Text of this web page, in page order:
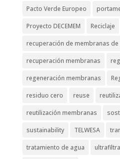
Pacto Verde Europeo
Proyecto DECEMEM Reciclaje
recuperación de membranas
recuperación membranas
regeneración membranas
residuo cero reuse
reutilización membranas
sustainability TELWESA
tratamiento de agua